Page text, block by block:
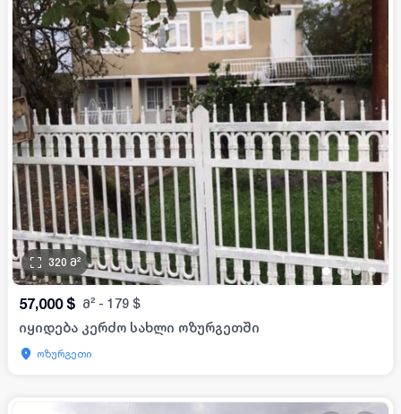
••••
320 მ²
57,000 $ მ² - 179 $
იყიდება კერძო სახლი ოზურგეთში
ოზურგეთი